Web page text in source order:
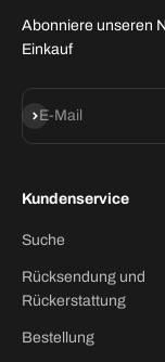
Abonniere unseren
Einkauf
E-Mail
Abonnieren
Kundenservice
Suche
Rücksendung und
Rückerstattung
Bestellung